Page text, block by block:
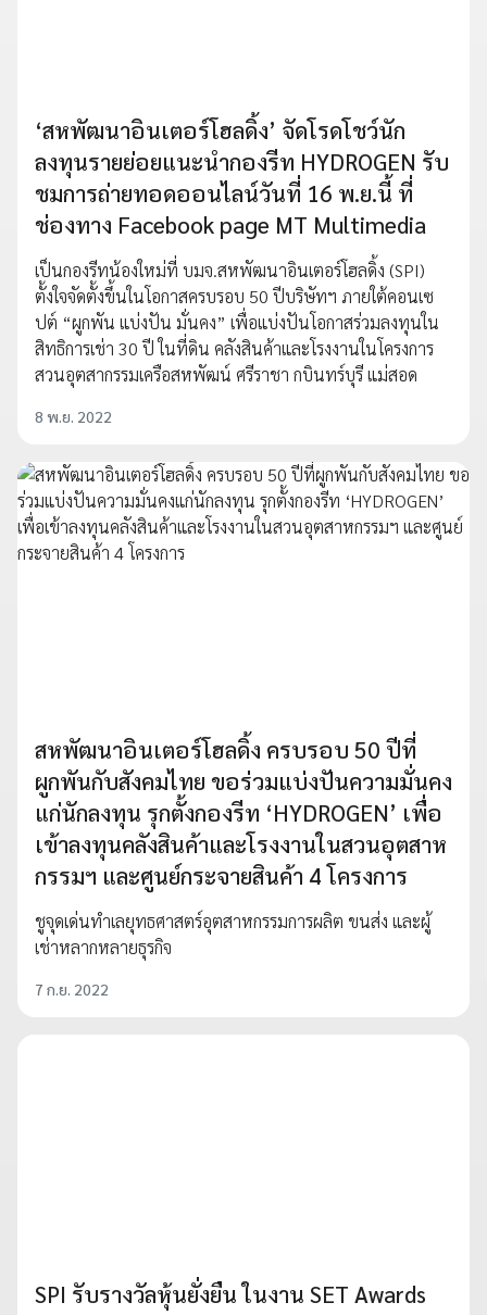
‘สหพัฒนาอินเตอร์โฮลดิ้ง’ จัดโรดโชว์นัก
ลงทุนรายย่อยแนะนำกองรีท HYDROGEN รับ
ชมการถ่ายทอดออนไลน์วันที่ 16 พ.ย.นี้ ที่
ช่องทาง Facebook page MT Multimedia
เป็นกองรีทน้องใหม่ที่ บมจ.สหพัฒนาอินเตอร์โฮลดิ้ง (SPI)
ตั้งใจจัดตั้งขึ้นในโอกาสครบรอบ 50 ปีบริษัทฯ ภายใต้คอนเซ
ปต์ “ผูกพัน แบ่งปัน มั่นคง” เพื่อแบ่งปันโอกาสร่วมลงทุนใน
สิทธิการเช่า 30 ปี ในที่ดิน คลังสินค้าและโรงงานในโครงการ
สวนอุตสากรรมเครือสหพัฒน์ ศรีราชา กบินทร์บุรี แม่สอด
8 พ.ย. 2022
สหพัฒนาอินเตอร์โฮลดิ้ง ครบรอบ 50 ปีที่
ผูกพันกับสังคมไทย ขอร่วมแบ่งปันความมั่นคง
แก่นักลงทุน รุกตั้งกองรีท ‘HYDROGEN’ เพื่อ
เข้าลงทุนคลังสินค้าและโรงงานในสวนอุตสาห
กรรมฯ และศูนย์กระจายสินค้า 4 โครงการ
ชูจุดเด่นทำเลยุทธศาสตร์อุตสาหกรรมการผลิต ขนส่ง และผู้
เช่าหลากหลายธุรกิจ
7 ก.ย. 2022
SPI รับรางวัลหุ้นยั่งยืน ในงาน SET Awards